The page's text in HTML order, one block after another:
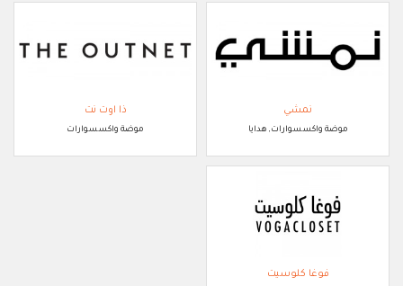
نمشي
موضة واكسسوارات, هدايا
ذا اوت نت
موضة واكسسوارات
فوغا كلوسيت